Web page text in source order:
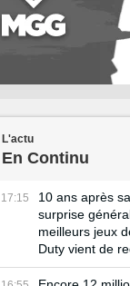
L'actu
En Continu
17:15
10 ans après
surprise
meilleurs jeux
Duty vient de
à jour !